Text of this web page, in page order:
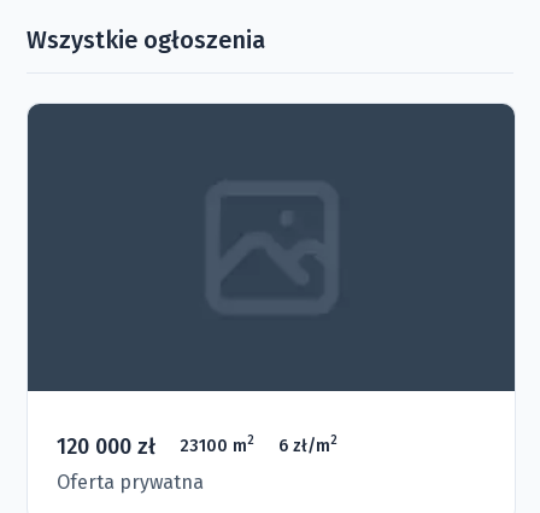
Wszystkie ogłoszenia
120 000 zł 23100 m2 6 zł/m2
Oferta prywatna